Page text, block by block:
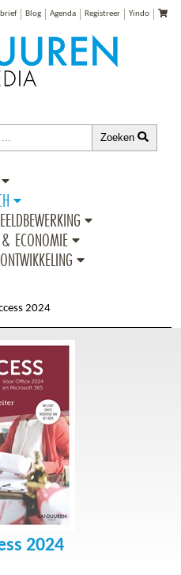
Blog Agenda Registreer Yindo
Zoeken
ECONOMIE
2024
2024